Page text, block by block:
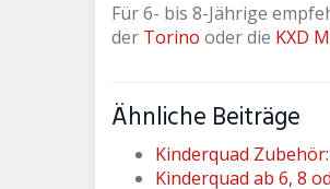
Für 6- bis 8-Jährige
der Torino oder die KXD
Ähnliche Beiträge
Kinderquad
Kinderquad ab 6, 8